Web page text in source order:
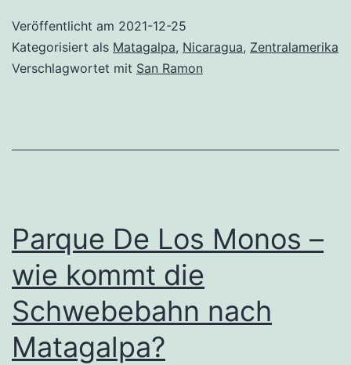
Ramon
Veröffentlicht am 2021-12-25
Kategorisiert als Matagalpa, Nicaragua, Zentralamerika
Verschlagwortet mit San Ramon
Parque De Los Monos –
wie kommt die
Schwebebahn nach
Matagalpa?